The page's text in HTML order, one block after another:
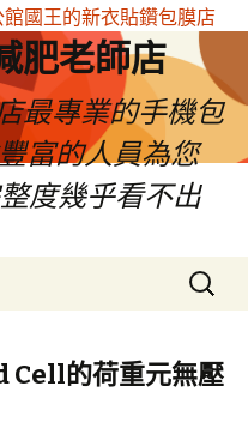
肥老師店
最專業的手機包
富的人員為您
度幾乎看不出
搜
尋
鍵
字:
Cell的荷重元無壓